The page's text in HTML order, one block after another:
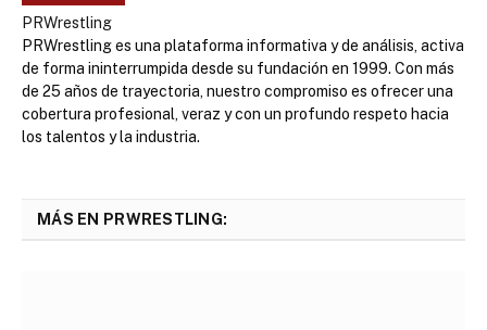
PRWrestling
PRWrestling es una plataforma informativa y de análisis, activa
de forma ininterrumpida desde su fundación en 1999. Con más
de 25 años de trayectoria, nuestro compromiso es ofrecer una
cobertura profesional, veraz y con un profundo respeto hacia
los talentos y la industria.
MÁS EN PRWRESTLING: